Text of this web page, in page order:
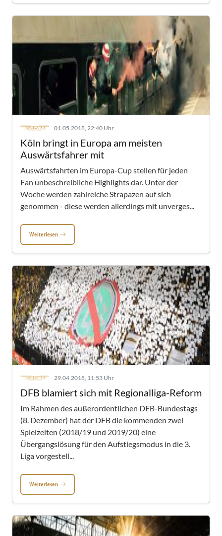
01.05.2018, 22:40 Uhr
Köln bringt in Europa am meisten
Auswärtsfahrer mit
Auswärtsfahrten im Europa-Cup stellen für jeden
Fan unbeschreibliche Highlights dar. Unter der
Woche werden zahlreiche Strapazen auf sich
genommen - diese werden allerdings mit unverges...
Weiterlesen
29.04.2018, 11:53 Uhr
DFB blamiert sich mit Regionalliga-Reform
Im Rahmen des außerordentlichen DFB-Bundestags
(8. Dezember) hat der DFB die kommenden zwei
Spielzeiten (2018/19 und 2019/20) eine
Übergangslösung für den Aufstiegsmodus in die 3.
Liga vorgestell...
Weiterlesen